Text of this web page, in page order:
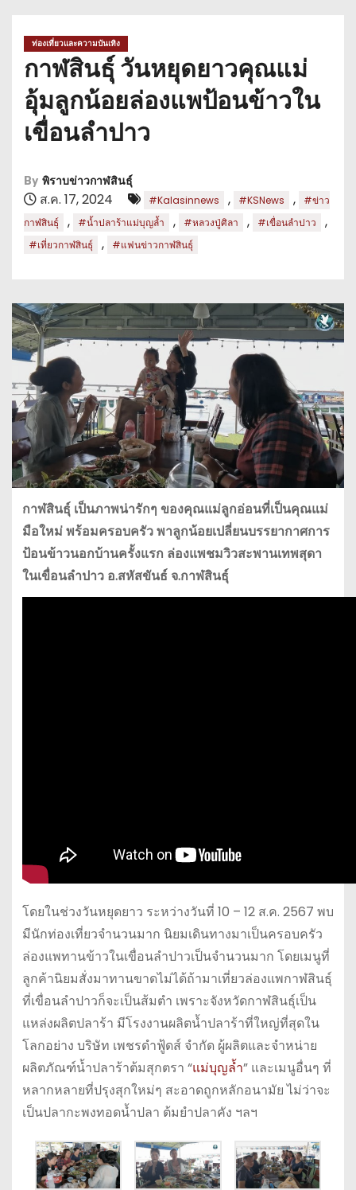
ท่องเที่ยวและความบันเทิง
กาฬสินธุ์ วันหยุดยาวคุณแม่
อุ้มลูกน้อยล่องแพป้อนข้าวใน
เขื่อนลำปาว
By พิราบข่าวกาฬสินธุ์
ส.ค. 17, 2024 #Kalasinnews , #KSNews ,
#ข่าว
กาฬสินธุ์
, #น้ำปลาร้าแม่บุญล้ำ , #หลวงปู่ศิลา , #เขื่อนลำปาว ,
#เที่ยวกาฬสินธุ์ , #แฟนข่าวกาฬสินธุ์
กาฬสินธุ์ เป็นภาพน่ารักๆ ของคุณแม่ลูกอ่อนที่เป็นคุณแม่
มือใหม่ พร้อมครอบครัว พาลูกน้อยเปลี่ยนบรรยากาศการ
ป้อนข้าวนอกบ้านครั้งแรก ล่องแพชมวิวสะพานเทพสุดา
ในเขื่อนลำปาว อ.สหัสขันธ์ จ.กาฬสินธุ์
โดยในช่วงวันหยุดยาว ระหว่างวันที่ 10 – 12 ส.ค. 2567 พบ
มีนักท่องเที่ยวจำนวนมาก นิยมเดินทางมาเป็นครอบครัว
ล่องแพทานข้าวในเขื่อนลำปาวเป็นจำนวนมาก โดยเมนูที่
ลูกค้านิยมสั่งมาทานขาดไม่ได้ถ้ามาเที่ยวล่องแพกาฬสินธุ์
ที่เขื่อนลำปาวก็จะเป็นส้มตำ เพราะจังหวัดกาฬสินธุ์เป็น
แหล่งผลิตปลาร้า มีโรงงานผลิตน้ำปลาร้าที่ใหญ่ที่สุดใน
โลกอย่าง บริษัท เพชรดำฟู้ดส์ จำกัด ผู้ผลิตและจำหน่าย
ผลิตภัณฑ์น้ำปลาร้าต้มสุกตรา “แม่บุญล้ำ” และเมนูอื่นๆ ที่
หลากหลายที่ปรุงสุกใหม่ๆ สะอาดถูกหลักอนามัย ไม่ว่าจะ
เป็นปลากะพงทอดน้ำปลา ต้มยำปลาคัง ฯลฯ